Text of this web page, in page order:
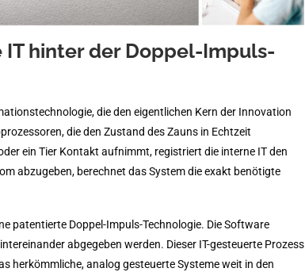
hinter der Doppel-Impuls-
die den eigentlichen Kern der Innovation
die den Zustand des Zauns in Echtzeit
ein Tier Kontakt aufnimmt, registriert die interne IT den
abzugeben, berechnet das System die exakt benötigte
patentierte Doppel-Impuls-Technologie. Die Software
abgegeben werden. Dieser IT-gesteuerte Prozess
herkömmliche, analog gesteuerte Systeme weit in den